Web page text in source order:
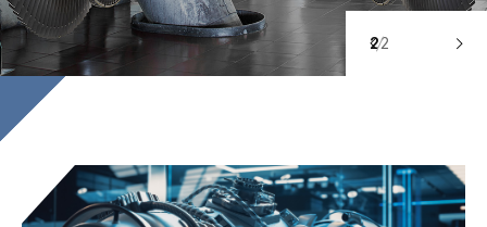
22
22
22
22